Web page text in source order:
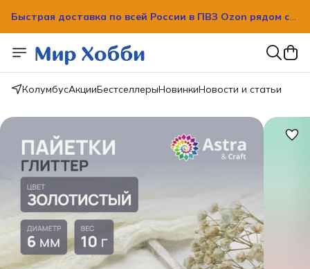
вашим домом!
вашим домом!
КолумбусАкцииБестселлерыНовинкиНовости и статьи